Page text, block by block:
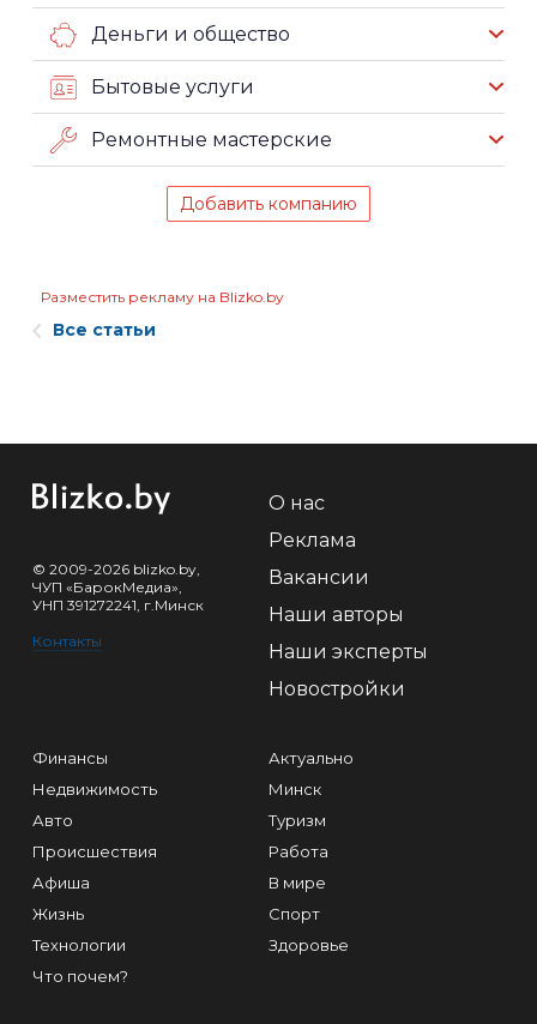
Деньги и общество
Бытовые услуги
Ремонтные мастерские
Добавить компанию
Разместить рекламу на Blizko.by
Все статьи
© 2009-2026 blizko.by,
ЧУП «БарокМедиа»,
УНП 391272241, г.Минск
Контакты
О нас
Реклама
Вакансии
Наши авторы
Наши эксперты
Новостройки
Финансы
Недвижимость
Авто
Происшествия
Афиша
Жизнь
Технологии
Что почем?
Актуально
Минск
Туризм
Работа
В мире
Спорт
Здоровье